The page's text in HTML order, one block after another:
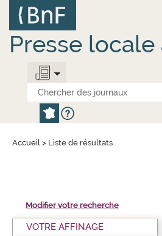
contenu
principal
Presse
Accueil > Liste de résultats
Modifier votre recherche
VOTRE AFFINAGE
Panneau de gestion des cookies